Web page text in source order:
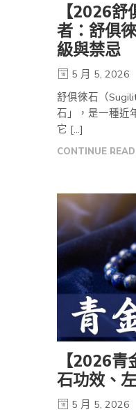
【2026
者：舒俱
級與禁忌
5 月 5, 2026
舒俱徠石（
石」，是一種近
它 […]
CONTINUE
【2026
石功效、
5 月 5, 2026